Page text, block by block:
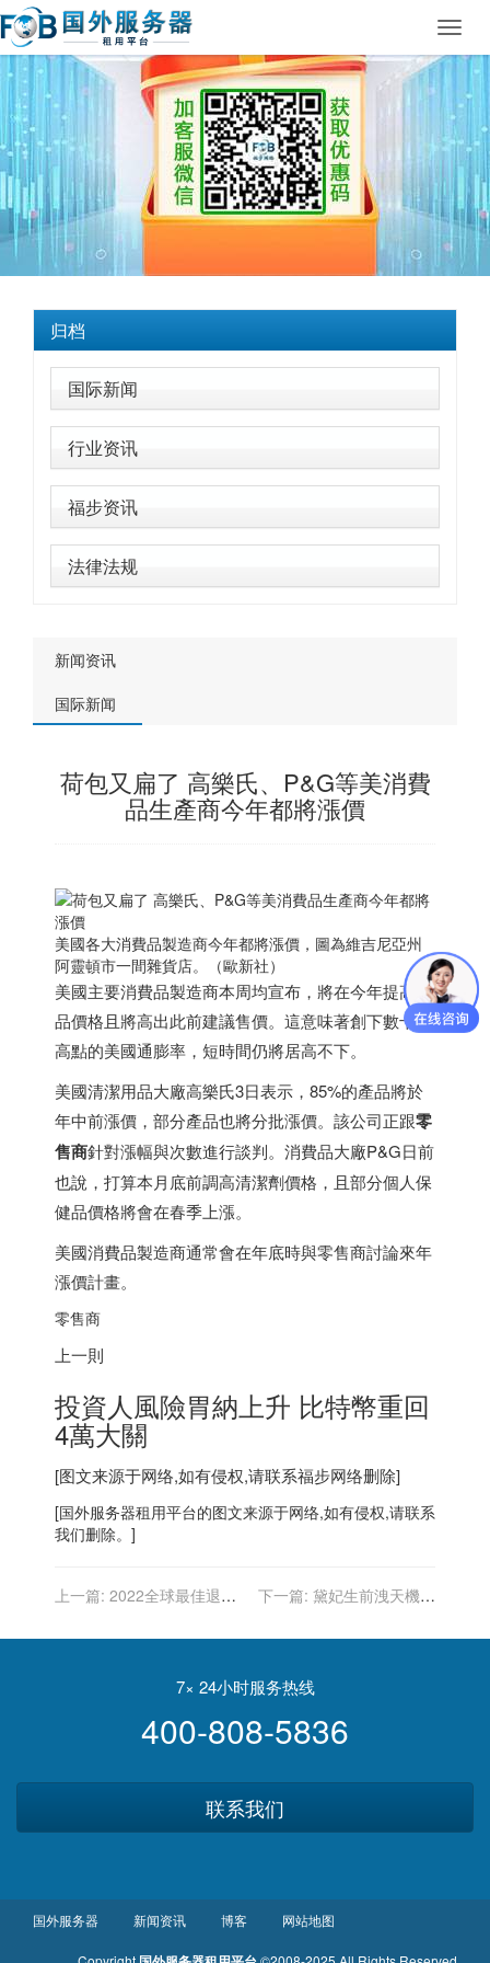
归档
国际新闻
行业资讯
福步资讯
法律法规
新闻资讯
国际新闻
荷包又扁了 高樂氏、P&G等美消費
品生產商今年都將漲價
美國各大消費品製造商今年都將漲價，圖為維吉尼亞州
阿靈頓市一間雜貨店。（歐新社）
美國主要消費品製造商本周均宣布，將在今年提高產
品價格且將高出此前建議售價。這意味著創下數十年
高點的美國通膨率，短時間仍將居高不下。
美國清潔用品大廠高樂氏3日表示，85%的產品將於
年中前漲價，部分產品也將分批漲價。該公司正跟零
售商針對漲幅與次數進行談判。消費品大廠P&G日前
也說，打算本月底前調高清潔劑價格，且部分個人保
健品價格將會在春季上漲。
美國消費品製造商通常會在年底時與零售商討論來年
漲價計畫。
零售商
上一則
投資人風險胃納上升 比特幣重回
4萬大關
[图文来源于网络,如有侵权,请联系福步网络删除]
[国外服务器租用平台的图文来源于网络,如有侵权,请联系
我们删除。]
上一篇: 2022全球最佳退休
美
下一篇: 黛妃生前洩天機：
7× 24小时服务热线
400-808-5836
联系我们
国外服务器 新闻资讯 博客 网站地图